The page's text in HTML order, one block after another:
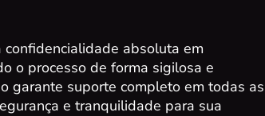
absoluta em
o processo de forma sigilosa e
garante suporte completo em todas as
e tranquilidade para sua